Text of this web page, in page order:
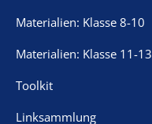
Materialien: Klasse 8-10
Materialien: Klasse 11-13
Toolkit
Linksammlung